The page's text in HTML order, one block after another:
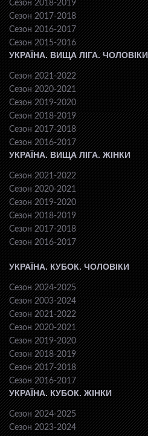
Сезон 2018-2019
Сезон 2017-2018
Сезон 2016-2017
Сезон 2015-2016
УКРАЇНА. ВИЩА ЛІГА. ЧОЛОВІКИ
Сезон 2021-2022
Сезон 2020-2021
Сезон 2019-2020
Сезон 2018-2019
Сезон 2017-2018
Сезон 2016-2017
УКРАЇНА. ВИЩА ЛІГА. ЖІНКИ
Сезон 2021-2022
Сезон 2020-2021
Сезон 2019-2020
Сезон 2018-2019
Сезон 2017-2018
Сезон 2016-2017
УКРАЇНА. КУБОК. ЧОЛОВІКИ
Сезон 2024-2025
Сезон 2003-2024
Сезон 2021-2022
Сезон 2020-2021
Сезон 2019-2020
Сезон 2018-2019
Сезон 2017-2018
Сезон 2016-2017
УКРАЇНА. КУБОК. ЖІНКИ
Сезон 2024-2025
Сезон 2023-2024